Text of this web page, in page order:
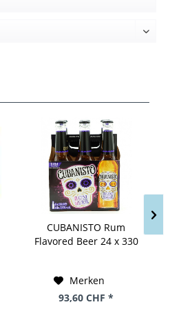
CUBANISTO Rum
Flavored Beer 24 x 330
Merken
93,60 CHF *